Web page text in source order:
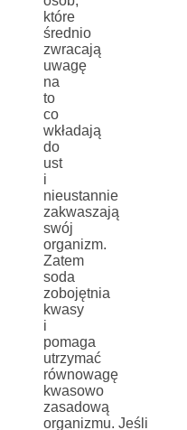
które
średnio
zwracają
uwagę
na
to
co
wkładają
do
ust
i
nieustannie
zakwaszają
swój
organizm.
Zatem
soda
zobojętnia
kwasy
i
pomaga
utrzymać
równowagę
kwasowo
zasadową
organizmu. Jeśli